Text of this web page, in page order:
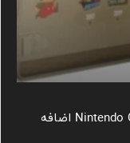
بازی‌های لغوشده Virtual Boy به Nintendo Classics اضافه